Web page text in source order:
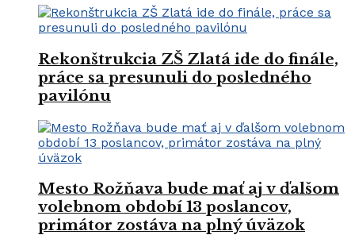
Rekonštrukcia ZŠ Zlatá ide do finále,
práce sa presunuli do posledného
pavilónu
Mesto Rožňava bude mať aj v ďalšom
volebnom období 13 poslancov,
primátor zostáva na plný úväzok